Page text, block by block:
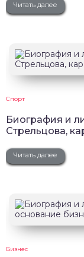
Читать далее
Спорт
Биография и
Стрельцова,
Читать далее
Бизнес